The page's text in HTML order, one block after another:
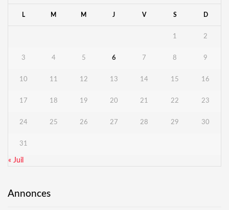
L M M J V S D
1 2
3 4 5 6 7 8 9
10 11 12 13 14 15 16
17 18 19 20 21 22 23
24 25 26 27 28 29 30
31
« Juil
Annonces